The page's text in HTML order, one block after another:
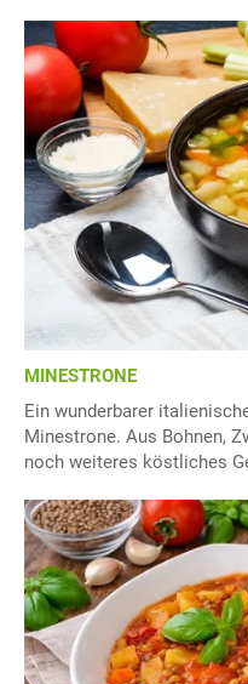
MINESTRONE
Ein wunderbarer
Minestrone. Aus Bohnen,
noch weiteres köstliches